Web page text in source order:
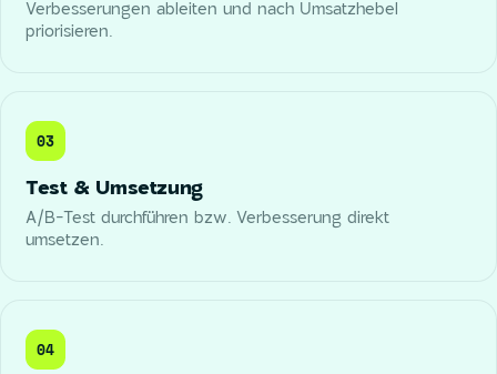
Verbesserungen ableiten und nach Umsatzhebel
priorisieren.
03
Test & Umsetzung
A/B-Test durchführen bzw. Verbesserung direkt
umsetzen.
04